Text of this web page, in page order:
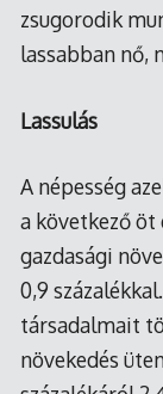
zsugorodik
lassabban nő,
Lassulás
A népesség
a következő öt
gazdasági
0,9
társadalmait
növekedés